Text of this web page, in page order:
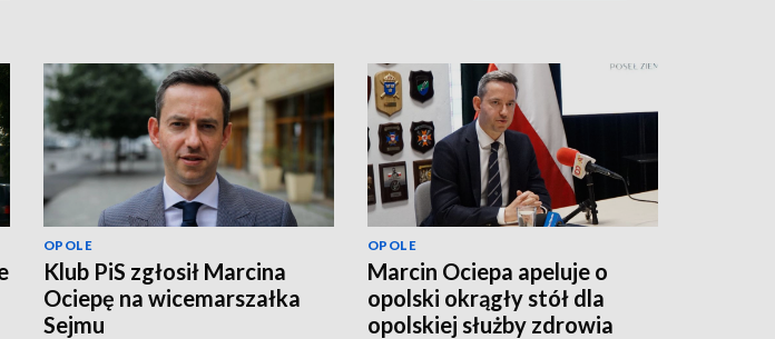
OPOLE
Klub PiS zgłosił Marcina
Ociepę na wicemarszałka
Sejmu
OPOLE
Marcin Ociepa apeluje o
opolski okrągły stół dla
opolskiej służby zdrowia